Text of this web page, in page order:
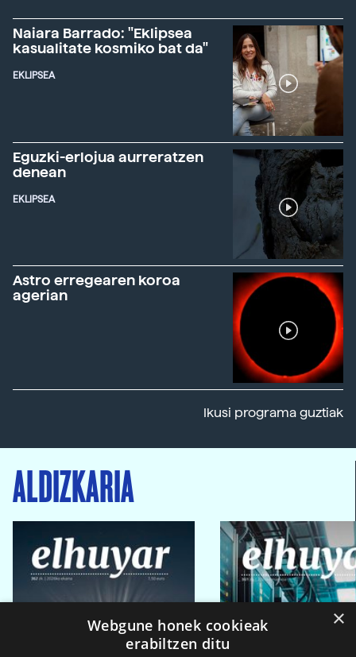
Naiara Barrado: "Eklipsea
kasualitate kosmiko bat da"
EKLIPSEA
Eguzki-erlojua aurreratzen
denean
EKLIPSEA
Astro erregearen koroa
agerian
Ikusi programa guztiak
ALDIZKARIA
×
Webgune honek cookieak
erabiltzen ditu